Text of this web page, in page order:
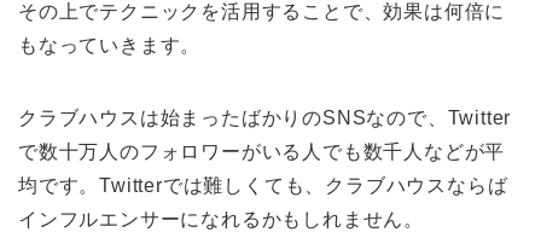
その上でテクニックを活用することで、効果は何倍に
もなっていきます。
クラブハウスは始まったばかりのSNSなので、Twitter
で数十万人のフォロワーがいる人でも数千人などが平
均です。Twitterでは難しくても、クラブハウスならば
インフルエンサーになれるかもしれません。